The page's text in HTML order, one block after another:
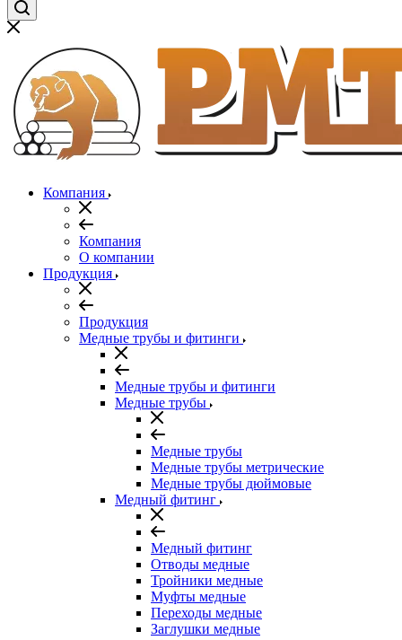
Компания
Компания
О компании
Продукция
Продукция
Медные трубы и фитинги
Медные трубы и фитинги
Медные трубы
Медные трубы
Медные трубы метрические
Медные трубы дюймовые
Медный фитинг
Медный фитинг
Отводы медные
Тройники медные
Муфты медные
Переходы медные
Заглушки медные